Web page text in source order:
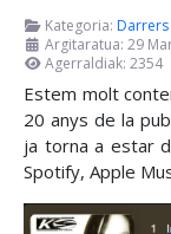
Kategoria: Darrers
Argitaratua: 29
Agerraldiak: 2354
Estem molt
20 anys de la
ja torna a estar
Spotify, Apple